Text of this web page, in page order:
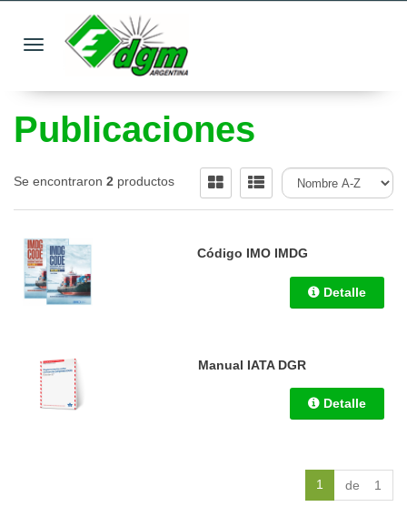
Toggle navigation
Publicaciones
Se encontraron 2 productos
Código IMO IMDG
Detalle
Manual IATA DGR
Detalle
1 de 1